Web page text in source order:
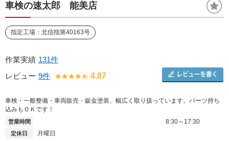
車検の速太郎 能美店
指定工場：北信指第40163号
作業実績 131件
レビュー 9件 4.87
車検・一般整備・車両販売・鈑金塗装、幅広く取り扱っています。パーツ持ち
込みもＯＫです！
営業時間 8:30～17:30
定休日 月曜日